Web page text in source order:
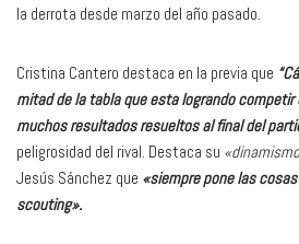
la derrota desde marzo del año pasado.
Cristina Cantero destaca en la previa que
mitad de la tabla que esta logrando
muchos resultados resueltos al final del
peligrosidad del rival. Destaca su
Jesús Sánchez que «siempre pone las
scouting».